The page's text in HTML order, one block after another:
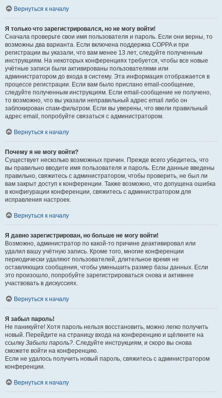
Вернуться к началу
Я только что зарегистрировался, но не могу войти!
Сначала проверьте свои имя пользователя и пароль. Если они верны, то
возможны два варианта. Если включена поддержка COPPA и при
регистрации вы указали, что вам менее 13 лет, следуйте полученным
инструкциям. На некоторых конференциях требуется, чтобы все новые
учётные записи были активированы пользователями или
администратором до входа в систему. Эта информация отображается в
процессе регистрации. Если вам было прислано email-сообщение,
следуйте полученным инструкциям. Если email-сообщение не получено,
то возможно, что вы указали неправильный адрес email либо он
заблокирован спам-фильтром. Если вы уверены, что ввели правильный
адрес email, попробуйте связаться с администратором.
Вернуться к началу
Почему я не могу войти?
Существует несколько возможных причин. Прежде всего убедитесь, что
вы правильно вводите имя пользователя и пароль. Если данные введены
правильно, свяжитесь с администратором, чтобы проверить, не был ли
вам закрыт доступ к конференции. Также возможно, что допущена ошибка
в конфигурации конференции, свяжитесь с администратором для
исправления настроек.
Вернуться к началу
Я давно зарегистрирован, но больше не могу войти!
Возможно, администратор по какой-то причине деактивировал или
удалил вашу учётную запись. Кроме того, многие конференции
периодически удаляют пользователей, длительное время не
оставляющих сообщения, чтобы уменьшить размер базы данных. Если
это произошло, попробуйте зарегистрироваться снова и активнее
участвовать в дискуссиях.
Вернуться к началу
Я забыл пароль!
Не паникуйте! Хотя пароль нельзя восстановить, можно легко получить
новый. Перейдите на страницу входа на конференцию и щёлкните на
ссылку Забыли пароль?. Следуйте инструкциям, и скоро вы снова
сможете войти на конференцию.
Если не удалось получить новый пароль, свяжитесь с администратором
конференции.
Вернуться к началу